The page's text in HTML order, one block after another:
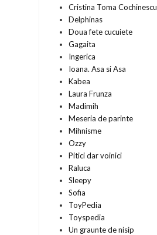
Cristina Toma Cochinescu
Delphinas
Doua fete cucuiete
Gagaita
Ingerica
Ioana. Asa si Asa
Kabea
Laura Frunza
Madimih
Meseria de parinte
Mihnisme
Ozzy
Pitici dar voinici
Raluca
Sleepy
Sofia
ToyPedia
Toyspedia
Un graunte de nisip